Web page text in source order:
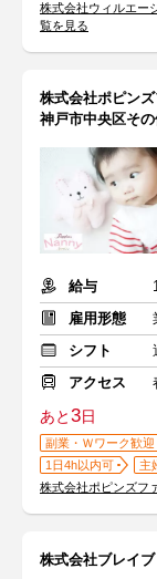
株式会社ウィルエー
覧を見る
株式会社ポピン
神戸市中央区その
給与
雇用形態
シフト
アクセス
あと3日
副業・Ｗワーク歓迎
1日4h以内可
主
株式会社ポピンズフ
株式会社ブレイ